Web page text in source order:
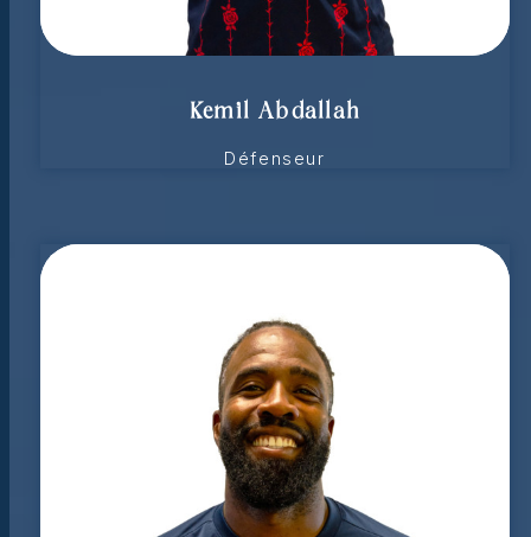
Kemil Abdallah
Défenseur